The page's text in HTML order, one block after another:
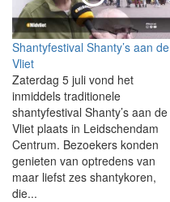
Shantyfestival Shanty’s aan de
Vliet
Zaterdag 5 juli vond het
inmiddels traditionele
shantyfestival Shanty’s aan de
Vliet plaats in Leidschendam
Centrum. Bezoekers konden
genieten van optredens van
maar liefst zes shantykoren,
die...